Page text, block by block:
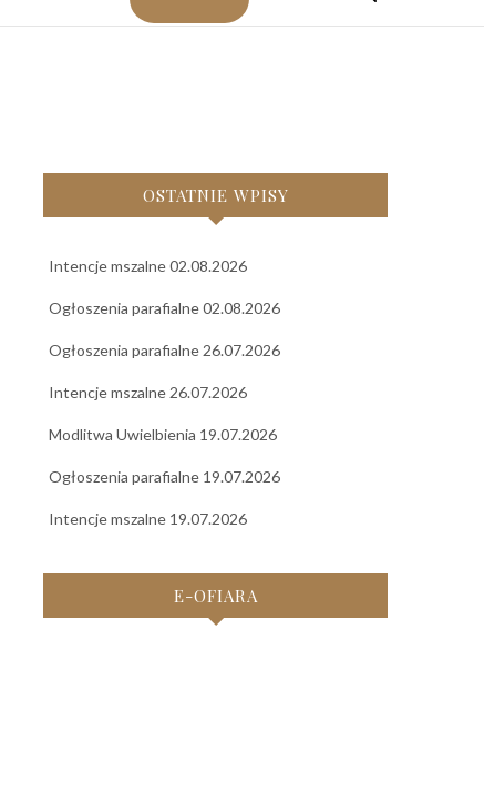
OSTATNIE WPISY
Intencje mszalne 02.08.2026
Ogłoszenia parafialne 02.08.2026
Ogłoszenia parafialne 26.07.2026
Intencje mszalne 26.07.2026
Modlitwa Uwielbienia 19.07.2026
Ogłoszenia parafialne 19.07.2026
Intencje mszalne 19.07.2026
E-OFIARA